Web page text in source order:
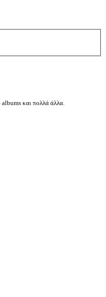
albums και πολλά άλλα.